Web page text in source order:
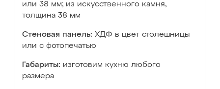
или 38 мм; из искусственного камня,
толщина 38 мм
Стеновая панель: ХДФ в цвет столешницы
или с фотопечатью
Габариты: изготовим кухню любого
размера